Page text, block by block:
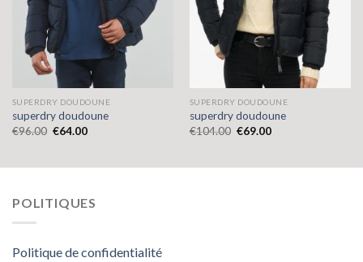
SUPERDRY DOUDOUNE
superdry doudoune
€96.00 €64.00
SUPERDRY DOUDOUNE
superdry doudoune
€104.00 €69.00
POLITIQUES
Politique de confidentialité